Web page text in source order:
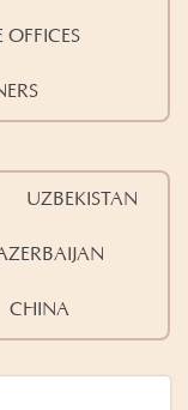
OFFICES
UZBEKISTAN
CHINA